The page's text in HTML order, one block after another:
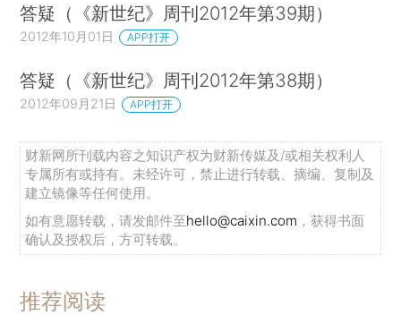
答疑（《新世纪》周刊2012年第39期）
2012年10月01日 APP打开
答疑（《新世纪》周刊2012年第38期）
2012年09月21日 APP打开
财新网所刊载内容之知识产权为财新传媒及/或相关权利人
专属所有或持有。未经许可，禁止进行转载、摘编、复制及
建立镜像等任何使用。
如有意愿转载，请发邮件至hello@caixin.com ，获得书面
确认及授权后，方可转载。
推荐阅读